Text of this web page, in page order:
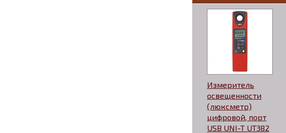
Измеритель
освещенности
(люксметр)
цифровой, порт
USB UNI-T UT382